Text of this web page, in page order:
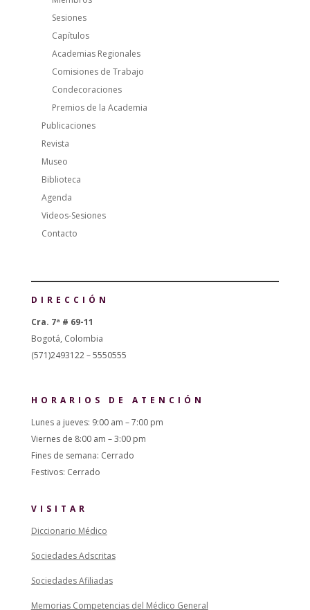
Sesiones
Capítulos
Academias Regionales
Comisiones de Trabajo
Condecoraciones
Premios de la Academia
Publicaciones
Revista
Museo
Biblioteca
Agenda
Videos-Sesiones
Contacto
DIRECCIÓN
Cra. 7ª # 69-11
Bogotá, Colombia
(571)2493122 – 5550555
HORARIOS DE ATENCIÓN
Lunes a jueves: 9:00 am – 7:00 pm
Viernes de 8:00 am – 3:00 pm
Fines de semana: Cerrado
Festivos: Cerrado
VISITAR
Diccionario Médico
Sociedades Adscritas
Sociedades Afiliadas
Memorias Competencias del Médico General